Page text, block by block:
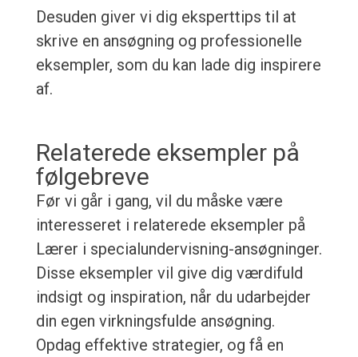
Desuden giver vi dig eksperttips til at
skrive en ansøgning og professionelle
eksempler, som du kan lade dig inspirere
af.
Relaterede eksempler på
følgebreve
Før vi går i gang, vil du måske være
interesseret i relaterede eksempler på
Lærer i specialundervisning-ansøgninger.
Disse eksempler vil give dig værdifuld
indsigt og inspiration, når du udarbejder
din egen virkningsfulde ansøgning.
Opdag effektive strategier, og få en